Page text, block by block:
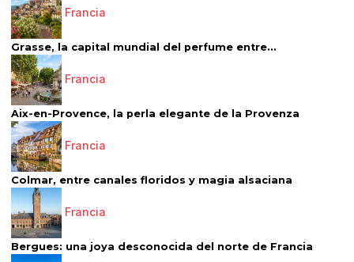
Francia
Grasse, la capital mundial del perfume entre...
Francia
Aix-en-Provence, la perla elegante de la Provenza
Francia
Colmar, entre canales floridos y magia alsaciana
Francia
Bergues: una joya desconocida del norte de Francia